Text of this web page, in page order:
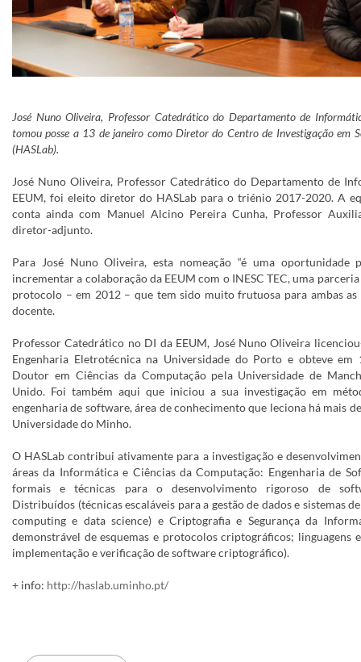
José Nuno Oliveira, Professor Catedrático do Departamento de
tomou posse a 13 de janeiro como Diretor do Centro de Investigação em
(HASLab).
José Nuno Oliveira, Professor Catedrático do Departamento de
EEUM, foi eleito diretor do HASLab para o triénio 2017-2020. A
conta ainda com Manuel Alcino Pereira Cunha, Professor
diretor-adjunto.
Para José Nuno Oliveira, esta nomeação “é uma oportunidade
incrementar a colaboração da EEUM com o INESC TEC, uma
protocolo – em 2012 – que tem sido muito frutuosa para ambas as
docente.
Professor Catedrático no DI da EEUM, José Nuno Oliveira
Engenharia Eletrotécnica na Universidade do Porto e obteve
Doutor em Ciências da Computação pela Universidade de
Unido. Foi também aqui que iniciou a sua investigação em
engenharia de software, área de conhecimento que leciona há mais
Universidade do Minho.
O HASLab contribui ativamente para a investigação e
áreas da Informática e Ciências da Computação: Engenharia de
formais e técnicas para o desenvolvimento rigoroso de
Distribuídos (técnicas escaláveis para a gestão de dados e sistemas
computing e data science) e Criptografia e Segurança da
demonstrável de esquemas e protocolos criptográficos; linguagens
implementação e verificação de software criptográfico).
+ info: http://haslab.uminho.pt/